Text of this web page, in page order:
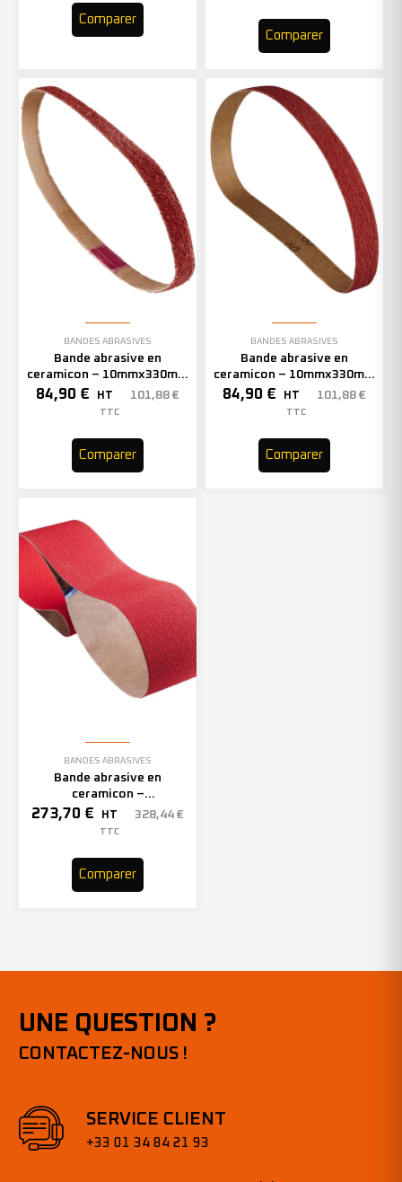
Comparer
Comparer
BANDES ABRASIVES
Bande abrasive en
ceramicon – 10mmx330mm
– Grain 60 – 333002 (x50)
84,90 € HT 101,88 €
TTC
Comparer
BANDES ABRASIVES
Bande abrasive en
ceramicon – 10mmx330mm
– Grain 80 – 333003 (x50)
84,90 € HT 101,88 €
TTC
Comparer
BANDES ABRASIVES
Bande abrasive en
ceramicon –
150mmx2000mm – Grain 40
– 305969 (x10)
273,70 € HT 328,44 €
TTC
Comparer
UNE QUESTION ?
CONTACTEZ-NOUS !
SERVICE CLIENT
+33 01 34 84 21 93